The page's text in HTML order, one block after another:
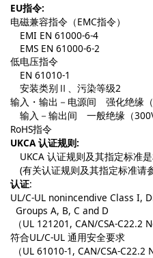
EU指令:
电磁兼容指令（EMC指令）
EMI EN 61000-6-4
EMS EN 61000-6-2
低电压指令
EN 61010-1
安装类别Ⅱ、污染等级2
输入・输出－电源间 强化绝缘（
输入－输出间 一般绝缘（300V
RoHS指令
UKCA 认证规则:
UKCA 认证规则及其指定标准是
(有关认证规则及其指定标准请
认证:
UL/C-UL nonincendive Class I,
Groups A, B, C and D
（UL 121201, CAN/CSA-C22.2
符合UL/C-UL 通用安全要求
（UL 61010-1, CAN/CSA-C22.2